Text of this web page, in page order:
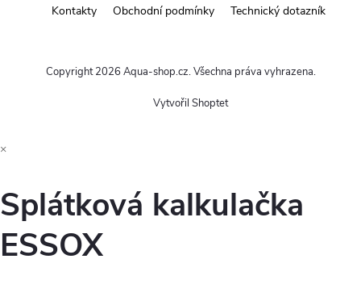
Kontakty Obchodní podmínky Technický dotazník
Vytvořil Shoptet
Copyright 2026 Aqua-shop.cz. Všechna práva vyhrazena.
×
Splátková kalkulačka
ESSOX